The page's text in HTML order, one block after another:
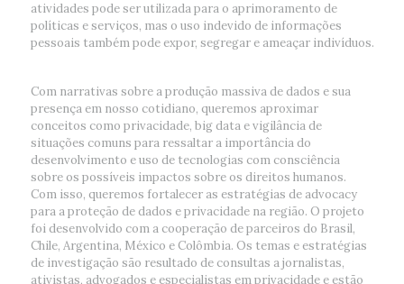
atividades pode ser utilizada para o aprimoramento de
políticas e serviços, mas o uso indevido de informações
pessoais também pode expor, segregar e ameaçar indivíduos.
Com narrativas sobre a produção massiva de dados e sua
presença em nosso cotidiano, queremos aproximar
conceitos como privacidade, big data e vigilância de
situações comuns para ressaltar a importância do
desenvolvimento e uso de tecnologias com consciência
sobre os possíveis impactos sobre os direitos humanos.
Com isso, queremos fortalecer as estratégias de advocacy
para a proteção de dados e privacidade na região. O projeto
foi desenvolvido com a cooperação de parceiros do Brasil,
Chile, Argentina, México e Colômbia. Os temas e estratégias
de investigação são resultado de consultas a jornalistas,
ativistas, advogados e especialistas em privacidade e estão